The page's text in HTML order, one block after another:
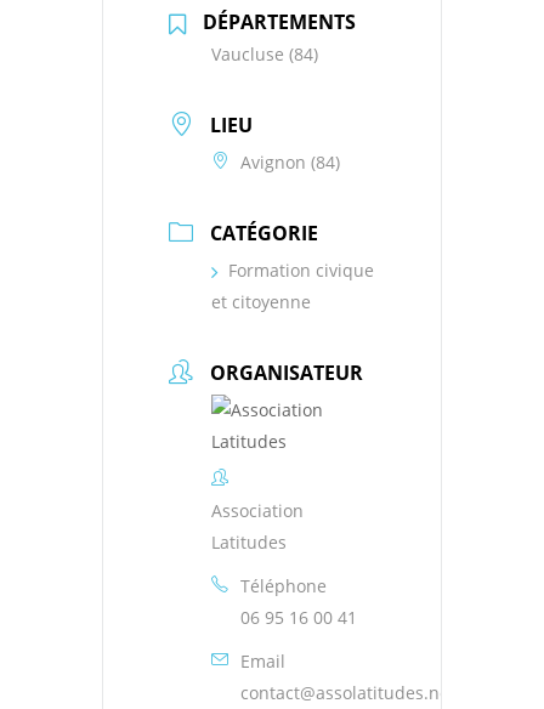
DÉPARTEMENTS
Vaucluse (84)
LIEU
Avignon (84)
CATÉGORIE
Formation civique
et citoyenne
ORGANISATEUR
Association
Latitudes
Téléphone
06 95 16 00 41
Email
contact@assolatitudes.net